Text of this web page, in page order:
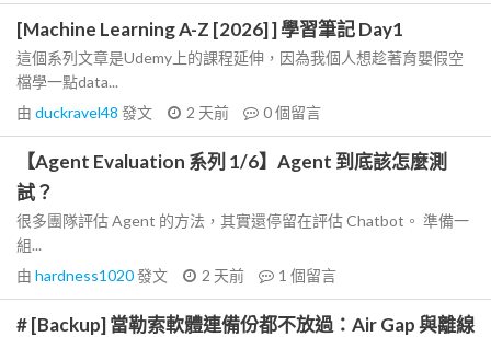
[Machine Learning A-Z [2026] ] 學習筆記 Day1
這個系列文章是Udemy上的課程延伸，因為我個人想趁著育嬰假空
檔學一點data...
由 duckravel48 發文 2 天前 0個留言
【Agent Evaluation 系列 1/6】Agent 到底該怎麼測
試？
很多團隊評估 Agent 的方法，其實還停留在評估 Chatbot。 準備一
組...
由 hardness1020發文 2 天前 1 個留言
# [Backup] 當勒索軟體連備份都不放過：Air Gap 與離線